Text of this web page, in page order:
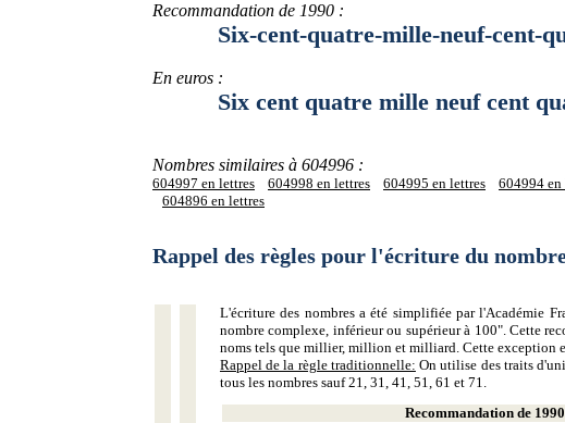
Recommandation de 1990 :
Six-cent-quatre-mille-neuf-cent-
En euros :
Six cent quatre mille neuf cent
Nombres similaires à 604996 :
604997 en lettres 604998 en lettres 604995 en lettres 604994 en
604896 en lettres
Rappel des règles pour l'écriture du
L'écriture des nombres a été simplifiée par l'Académie
nombre complexe, inférieur ou supérieur à 100". Cette
noms tels que millier, million et milliard. Cette exception
Rappel de la règle traditionnelle: On utilise des traits
tous les nombres sauf 21, 31, 41, 51, 61 et 71.
Recommandation de 1990